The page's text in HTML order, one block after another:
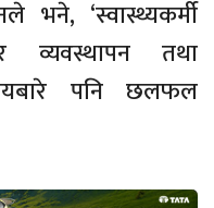
भने, ‘स्वास्थ्यकर्मी
व्यवस्थापन तथा
पनि छलफल